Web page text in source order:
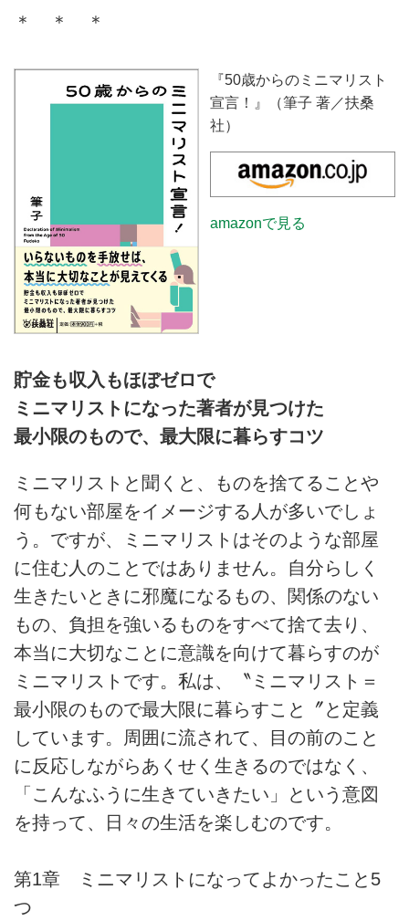
んだ愛用品を公開。10年日記やミ
ニトランポリンやキンドルは暮ら
しの支えに。近年はマグウォーマ
ーやエアフライヤーなども導入
し、日常をより快適にしていま
す。
＊ ＊ ＊
『50歳からのミニマリスト
宣言！』（筆子 著／扶桑
社）
amazonで見る
貯金も収入もほぼゼロで
ミニマリストになった著者が見つけた
最小限のもので、最大限に暮らすコツ
ミニマリストと聞くと、ものを捨てることや
何もない部屋をイメージする人が多いでしょ
う。ですが、ミニマリストはそのような部屋
に住む人のことではありません。自分らしく
生きたいときに邪魔になるもの、関係のない
もの、負担を強いるものをすべて捨て去り、
本当に大切なことに意識を向けて暮らすのが
ミニマリストです。私は、〝ミニマリスト＝
最小限のもので最大限に暮らすこと〞と定義
しています。周囲に流されて、目の前のこと
に反応しながらあくせく生きるのではなく、
「こんなふうに生きていきたい」という意図
を持って、日々の生活を楽しむのです。
第1章 ミニマリストになってよかったこと5
つ